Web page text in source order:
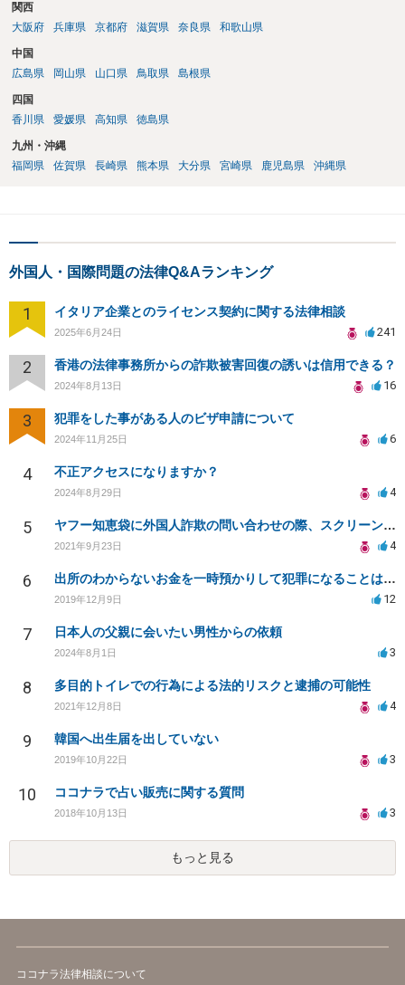
関西
大阪府
兵庫県 京都府 滋賀県 奈良県 和歌山県
中国
広島県
岡山県 山口県 鳥取県 島根県
四国
香川県
愛媛県 高知県 徳島県
九州・沖縄
福岡県
佐賀県 長崎県 熊本県 大分県 宮崎県 鹿児島県 沖縄県
外国人・国際問題の法律Q&Aランキング
1 イタリア企業とのライセンス契約に関する法律相談
2025年6月24日 241
2 香港の法律事務所からの詐欺被害回復の誘いは信用できる？
2024年8月13日 16
3 犯罪をした事がある人のビザ申請について
2024年11月25日 6
4 不正アクセスになりますか？
2024年8月29日 4
5 ヤフー知恵袋に外国人詐欺の問い合わせの際、スクリーンショットを添付。プライバシー侵害にあたるのか？
2021年9月23日 4
6 出所のわからないお金を一時預かりして犯罪になることはありますか？
2019年12月9日 12
7 日本人の父親に会いたい男性からの依頼
2024年8月1日 3
8 多目的トイレでの行為による法的リスクと逮捕の可能性
2021年12月8日 4
9 韓国へ出生届を出していない
2019年10月22日 3
10 ココナラで占い販売に関する質問
2018年10月13日 3
もっと見る
ココナラ法律相談について